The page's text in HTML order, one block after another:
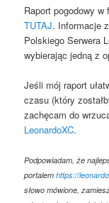
Raport pogodowy
TUTAJ. Informacje
Polskiego Serwera
wybierając jedną z
Jeśli mój raport
czasu (który
zachęcam do
LeonardoXC.
Podpowiadam, że
portalemhttps://
słowo mówione,